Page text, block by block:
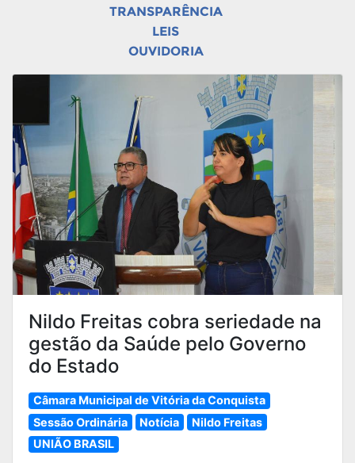
TRANSPARÊNCIA
LEIS
OUVIDORIA
Nildo Freitas cobra seriedade na
gestão da Saúde pelo Governo
do Estado
Câmara Municipal de Vitória da Conquista
Sessão Ordinária
Notícia
Nildo Freitas
UNIÃO BRASIL